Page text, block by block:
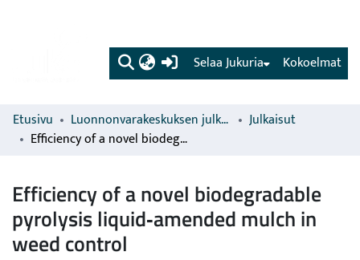
(current) Kokoelmat
Selaa Jukuria
Etusivu Luonnonvarakeskuksen julkaisut
Julkaisut
Efficiency of a novel biodegradable pyrolysis liquid‐amended mulch in weed control
Efficiency of a novel biodegradable
pyrolysis liquid‐amended mulch in
weed control